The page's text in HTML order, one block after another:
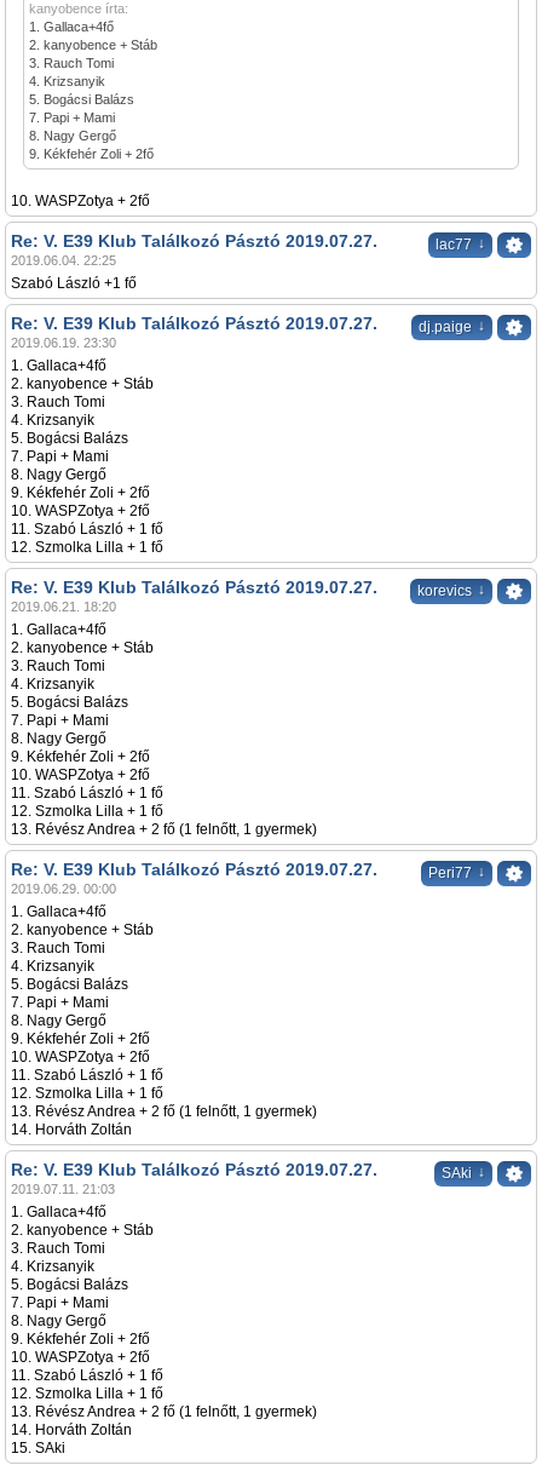
kanyobence írta:
1. Gallaca+4fő
2. kanyobence + Stáb
3. Rauch Tomi
4. Krizsanyik
5. Bogácsi Balázs
7. Papi + Mami
8. Nagy Gergő
9. Kékfehér Zoli + 2fő
10. WASPZotya + 2fő
lac77 ↓
Re: V. E39 Klub Találkozó Pásztó 2019.07.27.
2019.06.04. 22:25
Szabó László +1 fő
dj.paige ↓
Re: V. E39 Klub Találkozó Pásztó 2019.07.27.
2019.06.19. 23:30
1. Gallaca+4fő
2. kanyobence + Stáb
3. Rauch Tomi
4. Krizsanyik
5. Bogácsi Balázs
7. Papi + Mami
8. Nagy Gergő
9. Kékfehér Zoli + 2fő
10. WASPZotya + 2fő
11. Szabó László + 1 fő
12. Szmolka Lilla + 1 fő
korevics ↓
Re: V. E39 Klub Találkozó Pásztó 2019.07.27.
2019.06.21. 18:20
1. Gallaca+4fő
2. kanyobence + Stáb
3. Rauch Tomi
4. Krizsanyik
5. Bogácsi Balázs
7. Papi + Mami
8. Nagy Gergő
9. Kékfehér Zoli + 2fő
10. WASPZotya + 2fő
11. Szabó László + 1 fő
12. Szmolka Lilla + 1 fő
13. Révész Andrea + 2 fő (1 felnőtt, 1 gyermek)
Peri77 ↓
Re: V. E39 Klub Találkozó Pásztó 2019.07.27.
2019.06.29. 00:00
1. Gallaca+4fő
2. kanyobence + Stáb
3. Rauch Tomi
4. Krizsanyik
5. Bogácsi Balázs
7. Papi + Mami
8. Nagy Gergő
9. Kékfehér Zoli + 2fő
10. WASPZotya + 2fő
11. Szabó László + 1 fő
12. Szmolka Lilla + 1 fő
13. Révész Andrea + 2 fő (1 felnőtt, 1 gyermek)
14. Horváth Zoltán
SAki ↓
Re: V. E39 Klub Találkozó Pásztó 2019.07.27.
2019.07.11. 21:03
1. Gallaca+4fő
2. kanyobence + Stáb
3. Rauch Tomi
4. Krizsanyik
5. Bogácsi Balázs
7. Papi + Mami
8. Nagy Gergő
9. Kékfehér Zoli + 2fő
10. WASPZotya + 2fő
11. Szabó László + 1 fő
12. Szmolka Lilla + 1 fő
13. Révész Andrea + 2 fő (1 felnőtt, 1 gyermek)
14. Horváth Zoltán
15. SAki